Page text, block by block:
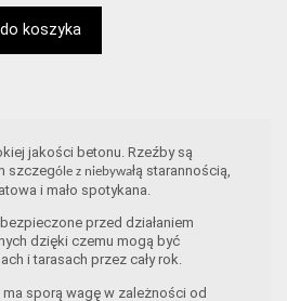
koszyka
jakości betonu. Rzeźby są
szczególe z niebywałą starannością,
i mało spotykana.
przed działaniem
dzięki czemu mogą być
i tarasach przez cały rok.
ma sporą wagę w zależności od